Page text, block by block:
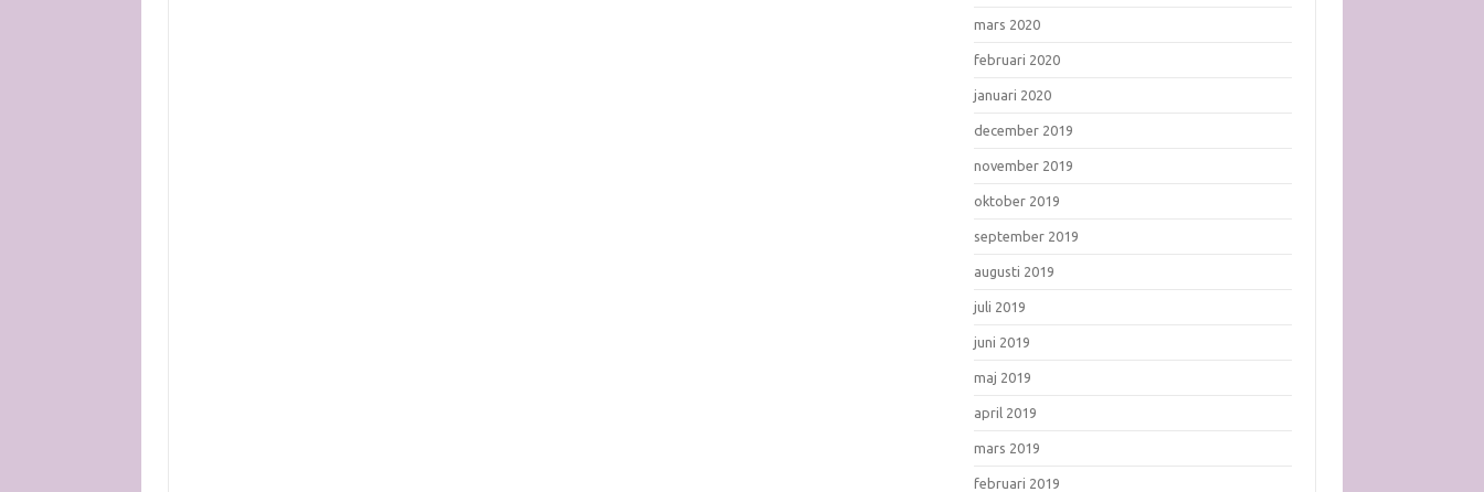
mars 2020
februari 2020
januari 2020
december 2019
november 2019
oktober 2019
september 2019
augusti 2019
juli 2019
juni 2019
maj 2019
april 2019
mars 2019
februari 2019